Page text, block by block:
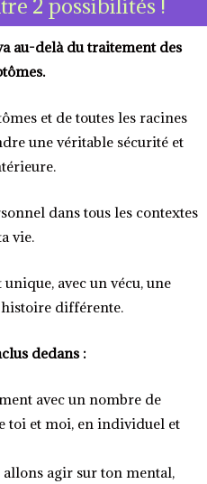
au-delà du traitement des
et de toutes les racines
une véritable sécurité et
dans tous les contextes
vie.
avec un vécu, une
différente.
dedans :
avec un nombre de
toi et moi, en individuel et
allons agir sur ton mental,